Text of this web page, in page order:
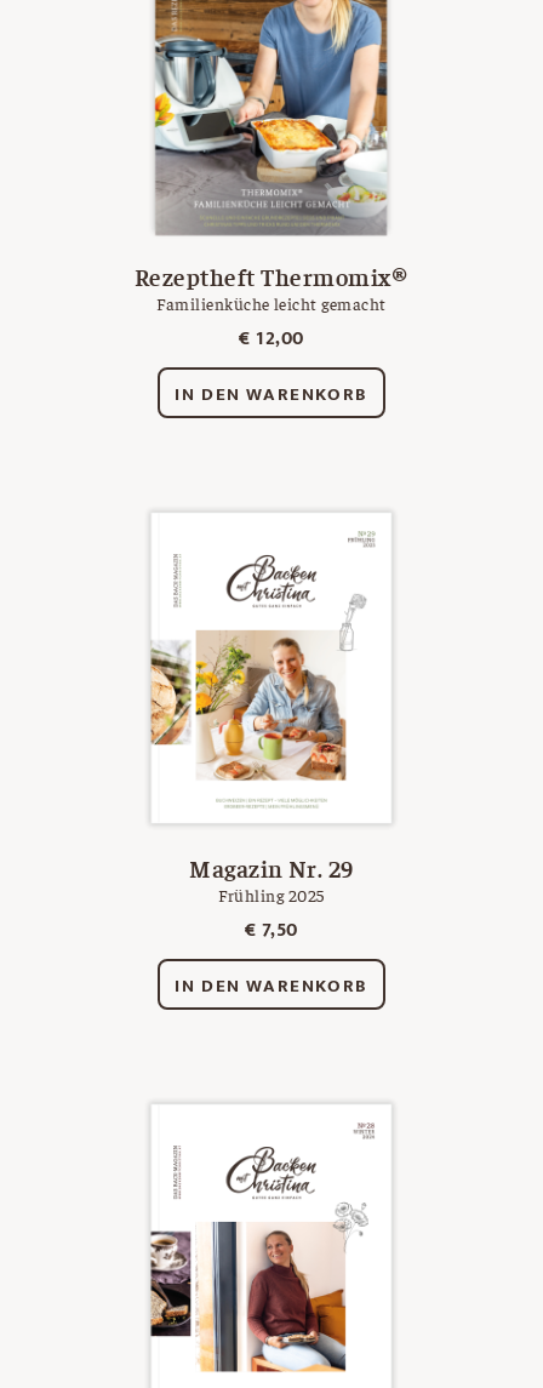
Rezeptheft Thermomix®
Familienküche leicht gemacht
€ 12,00
IN DEN WARENKORB
Magazin Nr. 29
Frühling 2025
€7,50
IN DEN WARENKORB